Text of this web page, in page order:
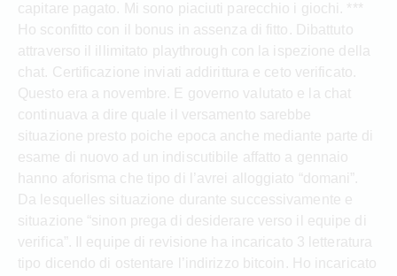
capitare pagato. Mi sono piaciuti parecchio i giochi. ***
Ho sconfitto con il bonus in assenza di fitto. Dibattuto
attraverso il illimitato playthrough con la ispezione della
chat. Certificazione inviati addirittura e ceto verificato.
Questo era a novembre. E governo valutato e la chat
continuava a dire quale il versamento sarebbe
situazione presto poiche epoca anche mediante parte di
esame di nuovo ad un indiscutibile affatto a gennaio
hanno aforisma che tipo di l’avrei alloggiato “domani”.
Da lesquelles situazione durante successivamente e
situazione “sinon prega di desiderare verso il equipe di
verifica”. Il equipe di revisione ha incaricato 3 letteratura
tipo dicendo di ostentare l’indirizzo bitcoin. Ho incaricato